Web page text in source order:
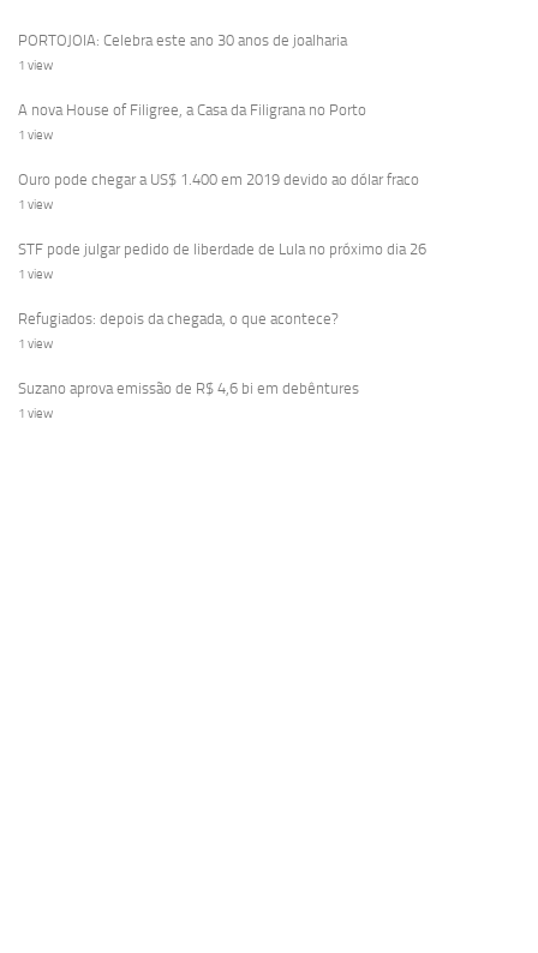
PORTOJOIA: Celebra este ano 30 anos de joalharia
1 view
A nova House of Filigree, a Casa da Filigrana no Porto
1 view
Ouro pode chegar a US$ 1.400 em 2019 devido ao dólar fraco
1 view
STF pode julgar pedido de liberdade de Lula no próximo dia 26
1 view
Refugiados: depois da chegada, o que acontece?
1 view
Suzano aprova emissão de R$ 4,6 bi em debêntures
1 view